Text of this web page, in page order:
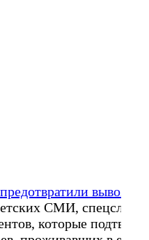
вывоз
СМИ,
которые